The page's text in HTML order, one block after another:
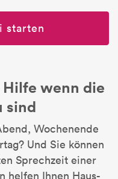
starten
wenn die
sind
Wochenende
Und Sie können
Sprechzeit einer
helfen Ihnen Haus-